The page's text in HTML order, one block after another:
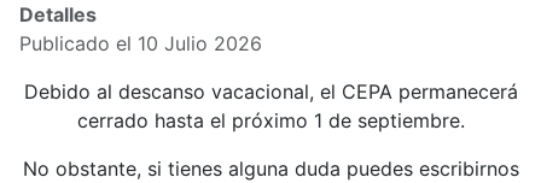
Detalles
Publicado el 10 Julio 2026
Debido al descanso vacacional, el CEPA permanecerá
cerrado hasta el próximo 1 de septiembre.
No obstante, si tienes alguna duda puedes escribirnos